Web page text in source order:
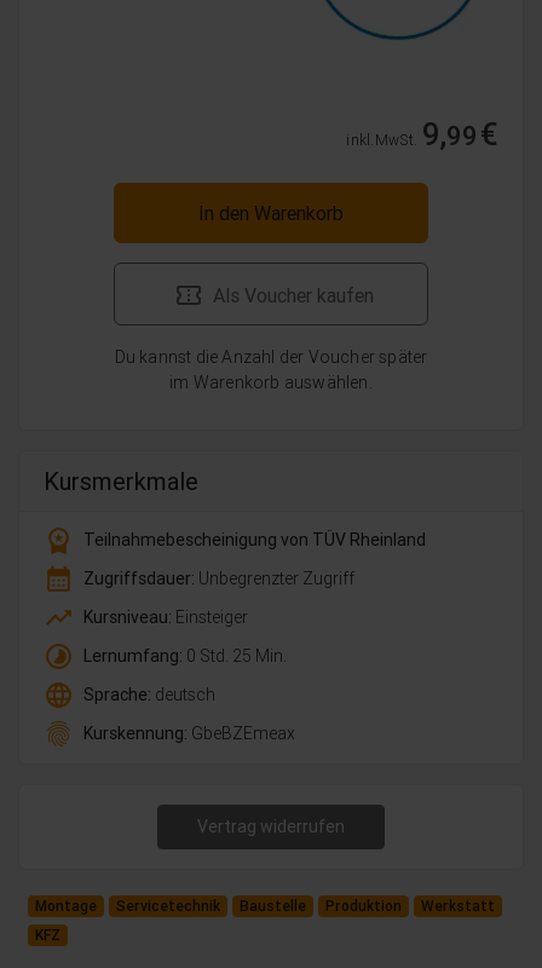
inkl. MwSt. 9,99€
In den Warenkorb
Als Voucher kaufen
Du kannst die Anzahl der Voucher später
im Warenkorb auswählen.
Kursmerkmale
workspace_premium
Teilnahmebescheinigung von TÜV Rheinland
calendar_month Zugriffsdauer: Unbegrenzter Zugriff
trending_up Kursniveau: Einsteiger
timelapse Lernumfang: 0 Std. 25 Min.
language Sprache: deutsch
fingerprint Kurskennung: GbeBZEmeax
Vertrag widerrufen
Montage Servicetechnik Baustelle Produktion
Werkstatt
KFZ